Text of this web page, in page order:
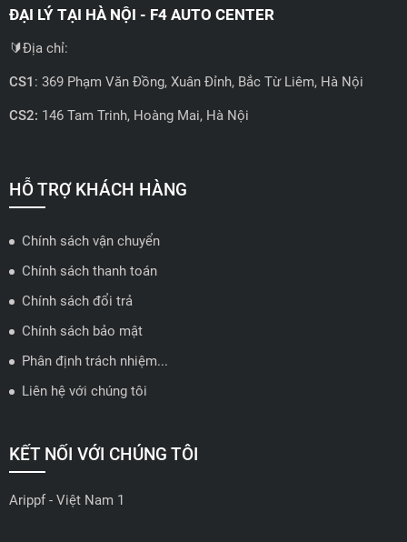
ĐẠI LÝ TẠI HÀ NỘI - F4 AUTO CENTER
🔰Địa chỉ:
CS1 : 369 Phạm Văn Đồng, Xuân Đỉnh, Bắc Từ Liêm, Hà Nội
CS2: 146 Tam Trinh, Hoàng Mai, Hà Nội
🗺️Xem trên bản đồ
ĐẠI LÝ QUẬN 2 HCM - HẢI TRIỀU AUTO
🔰 Địa chỉ: 78-80 Vũ Tông Phan, P.An Phú, TP Thủ Đức, TP HCM
📍 Hotline: 0938584113
🗺️Xem trên bản đồ
ĐẠI LÝ THỦ ĐỨC - TB AUTO
🔰 Địa chỉ: 482 Đ. Lê Văn Việt, Tăng Nhơn Phú A, Thủ Đức,
Thành phố Hồ Chí Minh
HỖ TRỢ KHÁCH HÀNG
Chính sách vận chuyển
Chính sách thanh toán
Chính sách đổi trả
Chính sách bảo mật
Phân định trách nhiệm...
Liên hệ với chúng tôi
KẾT NỐI VỚI CHÚNG TÔI
Arippf - Việt Nam 1